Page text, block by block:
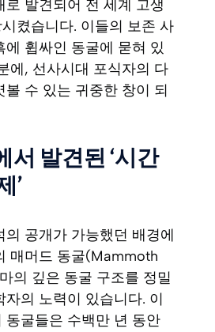
로 발견되어 전 세계 고생
켰습니다. 이들의 보존 사
에 휩싸인 동굴에 묻혀 있
에, 선사시대 포식자의 다
볼 수 있는 귀중한 창이 되
서 발견된 ‘시간
’
의 공개가 가능했던 배경에
매머드 동굴(Mammoth
의 깊은 동굴 구조를 정밀
의 노력이 있습니다. 이
동굴들은 수백만 년 동안